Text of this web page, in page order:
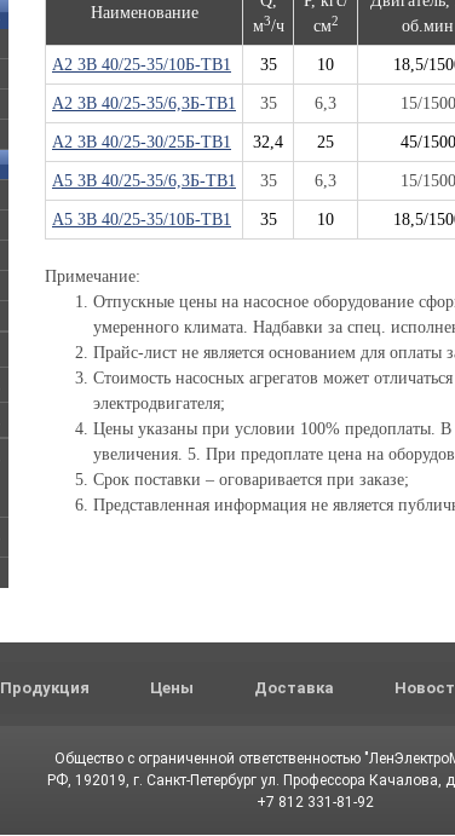
Наименование
м3/ч
см2
об.мин
А2 3В 40/25-35/10Б-ТВ1 35 10 18,5/
А2 3В 40/25-35/6,3Б-ТВ1 35 6,3 15/1500
А2 3В 40/25-30/25Б-ТВ1 32,4 25 45/1500
А5 3В 40/25-35/6,3Б-ТВ1 35 6,3 15/1500
А5 3В 40/25-35/10Б-ТВ1 35 10 18,5/
Примечание:
Отпускные цены на насосное оборудование
умеренного климата. Надбавки за спец.
Прайс-лист не является основанием для оплаты
Стоимость насосных агрегатов может
электродвигателя;
Цены указаны при условии 100% предоплаты. В
увеличения. 5. При предоплате цена на
Срок поставки – оговаривается при заказе;
Представленная информация не является
Продукция Цены Доставка
Общество с ограниченной ответственностью
РФ, 192019, г. Санкт-Петербург ул. Профессора Качалова,
+7 812 331-81-92